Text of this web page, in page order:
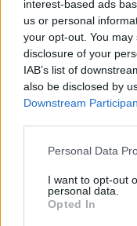
interest-based ads
us or personal
your opt-out. You
disclosure of your
IAB’s list of
also be disclosed by
Downstream
Personal Data
I want to opt-out
personal data.
Opted In